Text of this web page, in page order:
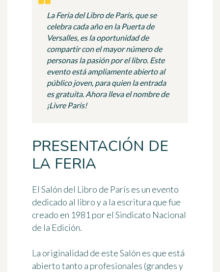
La Feria del Libro de París, que se
celebra cada año en la Puerta de
Versalles, es la oportunidad de
compartir con el mayor número de
personas la pasión por el libro. Este
evento está ampliamente abierto al
público joven, para quien la entrada
es gratuita. Ahora lleva el nombre de
¡Livre Paris!
PRESENTACIÓN DE
LA FERIA
El Salón del Libro de París es un evento
dedicado al libro y a la escritura que fue
creado en 1981 por el Sindicato Nacional
de la Edición.
La originalidad de este Salón es que está
abierto tanto a profesionales (grandes y